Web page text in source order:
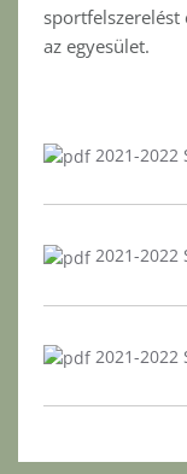
az egyesület.
2021-2022
2021-2022
2021-2022